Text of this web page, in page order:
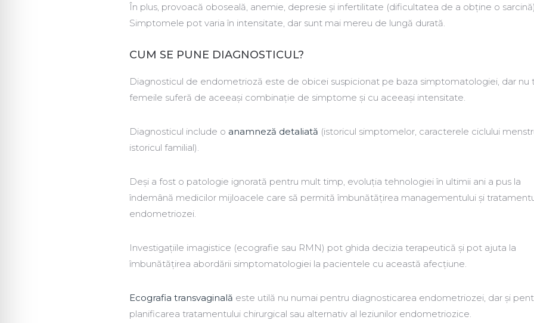
În plus, provoacă oboseală, anemie, depresie și infertilitate (dificultatea de a obține o
Simptomele pot varia în intensitate, dar sunt mai mereu de lungă durată.
CUM SE PUNE DIAGNOSTICUL?
Diagnosticul de endometrioză este de obicei suspicionat pe baza simptomatologiei, dar nu
femeile suferă de aceeași combinație de simptome și cu aceeași intensitate.
Diagnosticul include o anamneză detaliată (istoricul simptomelor, caracterele ciclului
istoricul familial).
Deși a fost o patologie ignorată pentru mult timp, evoluția tehnologiei în ultimii ani a pus la
îndemână medicilor mijloacele care să permită îmbunătățirea managementului și
endometriozei.
Investigațiile imagistice (ecografie sau RMN) pot ghida decizia terapeutică și pot ajuta la
îmbunătățirea abordării simptomatologiei la pacientele cu această afecțiune.
Ecografia transvaginală este utilă nu numai pentru diagnosticarea endometriozei, dar și
planificarea tratamentului chirurgical sau alternativ al leziunilor endometriozice.